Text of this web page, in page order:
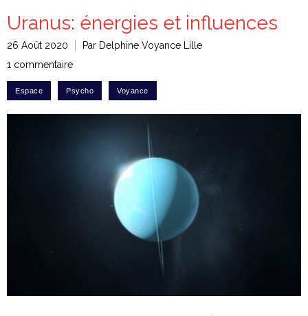
Uranus: énergies et influences
26 Août 2020
Par Delphine Voyance Lille
1 commentaire